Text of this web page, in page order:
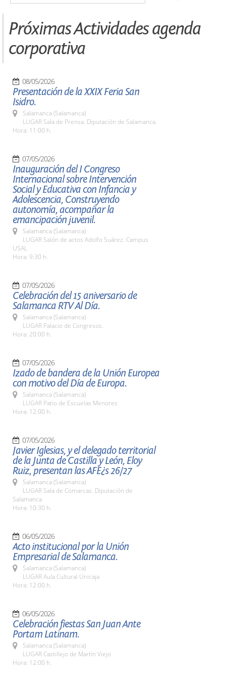
Próximas Actividades agenda
corporativa
08/05/2026
Presentación de la XXIX Feria San
Isidro.
Salamanca (Salamanca)
LUGAR Sala de Prensa. Diputación de Salamanca.
Hora: 11:00 h.
07/05/2026
Inauguración del I Congreso
Internacional sobre Intervención
Social y Educativa con Infancia y
Adolescencia, Construyendo
autonomía, acompañar la
emancipación juvenil.
Salamanca (Salamanca)
LUGAR Salón de actos Adolfo Suárez. Campus
USAL
Hora: 9:30 h.
07/05/2026
Celebración del 15 aniversario de
Salamanca RTV Al Día.
Salamanca (Salamanca)
LUGAR Palacio de Congresos.
Hora: 20:00 h.
07/05/2026
Izado de bandera de la Unión Europea
con motivo del Día de Europa.
Salamanca (Salamanca)
LUGAR Patio de Escuelas Menores
Hora: 12:00 h.
07/05/2026
Javier Iglesias, y el delegado territorial
de la Junta de Castilla y León, Eloy
Ruiz, presentan las AFE¿s 26/27
Salamanca (Salamanca)
LUGAR Sala de Comarcas. Diputación de
Salamanca
Hora: 10:30 h.
06/05/2026
Acto institucional por la Unión
Empresarial de Salamanca.
Salamanca (Salamanca)
LUGAR Aula Cultural Unicaja
Hora: 12:00 h.
06/05/2026
Celebración fiestas San Juan Ante
Portam Latinam.
Salamanca (Salamanca)
LUGAR Castillejo de Martín Viejo
Hora: 12:00 h.